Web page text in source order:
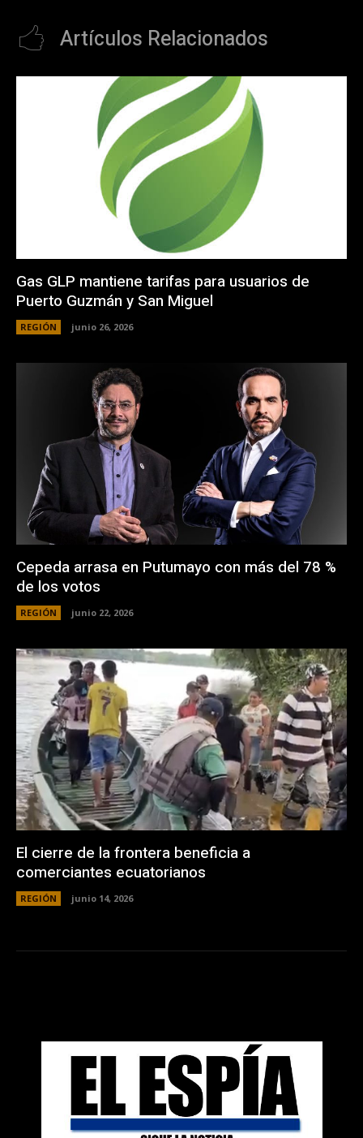
Artículos Relacionados
Gas GLP mantiene tarifas para usuarios de
Puerto Guzmán y San Miguel
REGIÓN junio 26, 2026
Cepeda arrasa en Putumayo con más del 78 %
de los votos
REGIÓN junio 22, 2026
El cierre de la frontera beneficia a
comerciantes ecuatorianos
REGIÓN junio 14, 2026